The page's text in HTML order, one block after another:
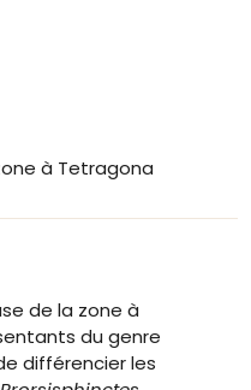
à Tetragona
de la zone à
du genre
différencier les